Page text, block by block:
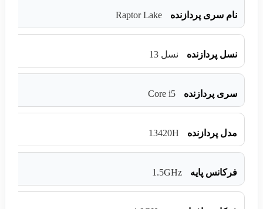
نام سری پردازنده Raptor Lake
نسل پردازنده نسل 13
سری پردازنده Core i5
مدل پردازنده 13420H
فرکانس پایه 1.5GHz